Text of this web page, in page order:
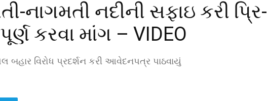
નાગમતી નદીની સફાઇ કરી પ્રિ-
કરવા માંગ – VIDEO
બહાર વિરોધ પ્રદર્શન કરી આવેદનપત્ર પાઠવાયું